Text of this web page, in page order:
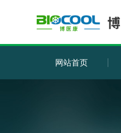
网站首页